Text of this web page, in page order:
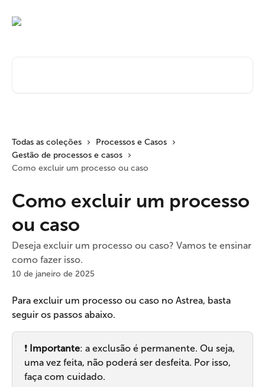
Todas as coleções
Processos e Casos
Gestão de processos e casos
Como excluir um processo ou caso
Como excluir um processo
ou caso
Deseja excluir um processo ou caso? Vamos te ensinar
como fazer isso.
10 de janeiro de 2025
Para excluir um processo ou caso no Astrea, basta
seguir os passos abaixo.
❗ Importante: a exclusão é permanente. Ou seja,
uma vez feita, não poderá ser desfeita. Por isso,
faça com cuidado.